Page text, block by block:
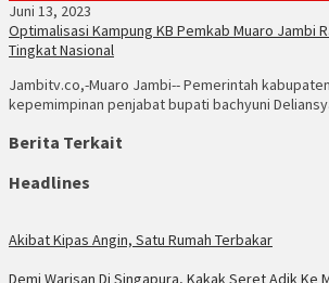
Juni 13, 2023
Optimalisasi Kampung KB Pemkab Muaro Jambi
Tingkat Nasional
Jambitv.co,-Muaro Jambi-- Pemerintah
kepemimpinan penjabat bupati bachyuni
Berita Terkait
Headlines
Akibat Kipas Angin, Satu Rumah Terbakar
Demi Warisan Di Singapura, Kakak Seret Adik Ke